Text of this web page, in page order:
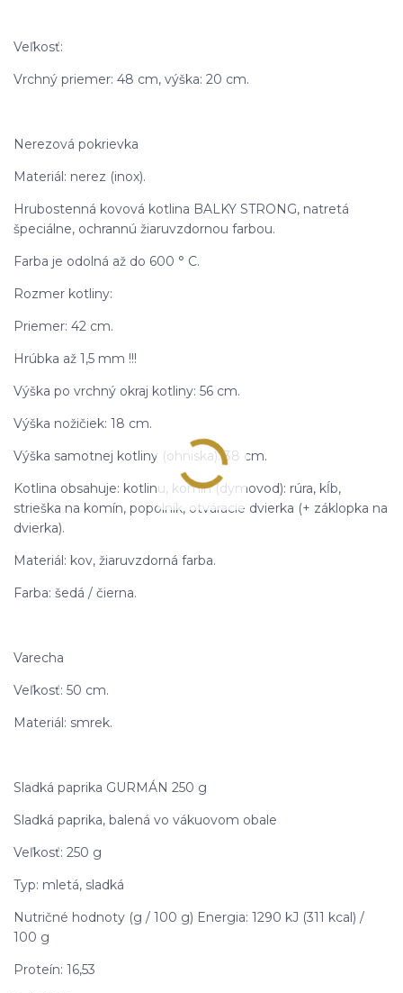
Veľkosť:
Vrchný priemer: 48 cm, výška: 20 cm.
Nerezová pokrievka
Materiál: nerez (inox).
Hrubostenná kovová kotlina BALKY STRONG, natretá
špeciálne, ochrannú žiaruvzdornou farbou.
Farba je odolná až do 600 ° C.
Rozmer kotliny:
Priemer: 42 cm.
Hrúbka až 1,5 mm !!!
Výška po vrchný okraj kotliny: 56 cm.
Výška nožičiek: 18 cm.
Výška samotnej kotliny (ohniska): 38 cm.
Kotlina obsahuje: kotlinu, komín (dymovod): rúra, kĺb,
strieška na komín, popolník, otváracie dvierka (+ záklopka na
dvierka).
Materiál: kov, žiaruvzdorná farba.
Farba: šedá / čierna.
Varecha
Veľkosť: 50 cm.
Materiál: smrek.
Sladká paprika GURMÁN 250 g
Sladká paprika, balená vo vákuovom obale
Veľkosť: 250 g
Typ: mletá, sladká
Nutričné hodnoty (g / 100 g) Energia: 1290 kJ (311 kcal) /
100 g
Proteín: 16,53